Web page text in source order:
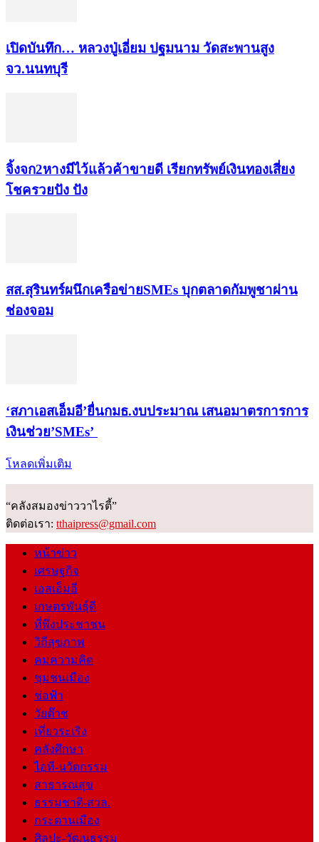
เปิดบันทึก… หลวงปู่เอี่ยม ​ปฐม​นาม​ วัดสะพานสูง​
จว.นนทบุรี
จิ้งจก​2​หาง​มีไว้แล้ว​ค้าขาย​ดี​ เรียก​ทรัพย์เงินทอง​เสี่ยง
โชค​รวยปัง​ ปัง​
สส.สุรินทร์ผนึกเครือข่ายSMEs บุกตลาดกัมพูชาผ่าน
ช่องจอม
‘สภาเอสเอ็มอี’ยื่นกมธ.งบประมาณ เสนอมาตรการการ
เงินช่วย’SMEs’
โหลดเพิ่มเติม
“คลังสมองข่าววาไรตี้”
ติดต่อเรา: tthaipress@gmail.com
หน้าข่าว
เศรษฐกิจ
เอสเอ็มอี
เกษตรพันธุ์ดี
ที่พึ่งประชาชน
วิถีสุขภาพ
คมความคิด
ชุมชนเมือง
ช่อฟ้า
วัยต๊าช
เที่ยวระเริง
คลังศึกษา
ไอที-นวัตกรรม
สาธารณสุข
ธรรมชาติ-สวล.
กระดานเมือง
ศิลปะ-วัฒนธรรม